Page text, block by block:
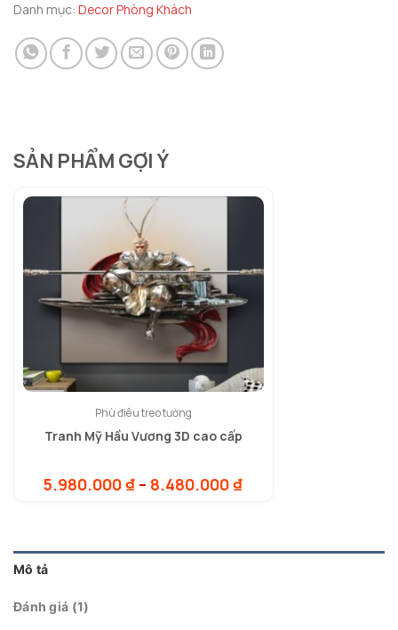
Danh mục: Decor Phòng Khách
SẢN PHẨM GỢI Ý
Phù điêu treo tường
Tranh Mỹ Hầu Vương 3D cao cấp
5.980.000₫ – 8.480.000₫Khoảng
8.480.000 ₫
Mô tả
Đánh giá (1)